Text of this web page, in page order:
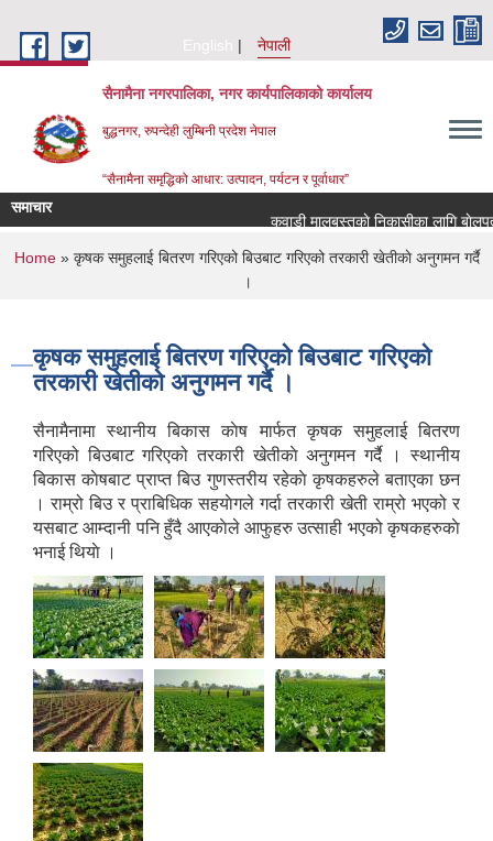
English
नेपाली
सैनामैना नगरपालिका, नगर कार्यपालिकाको कार्यालय
बुद्धनगर, रुपन्देही लुम्बिनी प्रदेश नेपाल
“सैनामैना समृद्धिको आधार: उत्पादन, पर्यटन र पूर्वाधार”
समाचार
कवाडी मालबस्तुकाे निकासीका लागि
You are here
Home» कृषक समुहलाई बितरण गरिएको बिउबाट गरिएको तरकारी खेतीकाे अनुगमन गर्दै
।
कृषक समुहलाई बितरण गरिएको बिउबाट गरिएको
तरकारी खेतीकाे अनुगमन गर्दै ।
सैनामैनामा स्थानीय बिकास काेष मार्फत कृषक समुहलाई बितरण
गरिएको बिउबाट गरिएको तरकारी खेतीकाे अनुगमन गर्दै । स्थानीय
बिकास काेषबाट प्राप्त बिउ गुणस्तरीय रहेकाे कृषकहरुले बताएका छन
। राम्रो बिउ र प्राबिधिक सहयाेगले गर्दा तरकारी खेती राम्रो भएको र
यसबाट आम्दानी पनि हुँदै आएकाेले आफुहरु उत्साही भएको कृषकहरुकाे
भनाई थियाे ।